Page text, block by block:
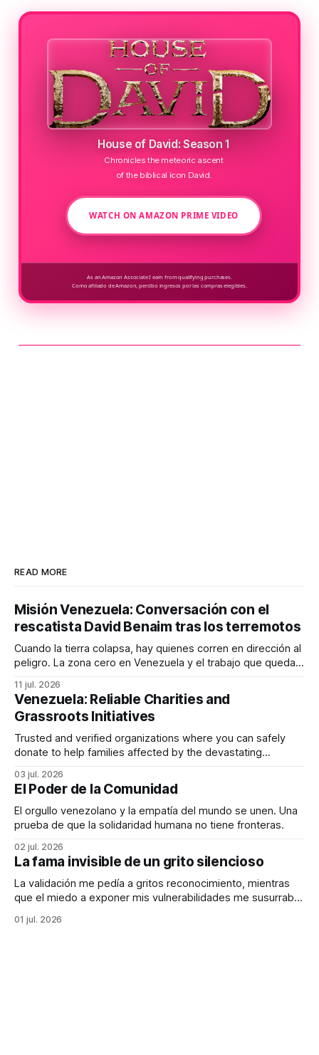
House of David: Season 1
Chronicles the meteoric ascent
of the biblical icon David.
WATCH ON AMAZON PRIME VIDEO
As an Amazon Associate I earn from qualifying purchases.
Como afiliado de Amazon, percibo ingresos por las compras elegibles.
READ MORE
Misión Venezuela: Conversación con el
rescatista David Benaim tras los terremotos
Cuando la tierra colapsa, hay quienes corren en dirección al
peligro. La zona cero en Venezuela y el trabajo que queda
11 jul. 2026
Venezuela: Reliable Charities and
Grassroots Initiatives
Trusted and verified organizations where you can safely
donate to help families affected by the devastating
03 jul. 2026
El Poder de la Comunidad
El orgullo venezolano y la empatía del mundo se unen. Una
prueba de que la solidaridad humana no tiene fronteras.
02 jul. 2026
La fama invisible de un grito silencioso
La validación me pedía a gritos reconocimiento, mientras
que el miedo a exponer mis vulnerabilidades me susurraba
01 jul. 2026